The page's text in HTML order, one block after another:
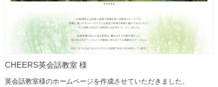
CHEERS英会話教室 様
英会話教室様のホームページを作成させていただきました。